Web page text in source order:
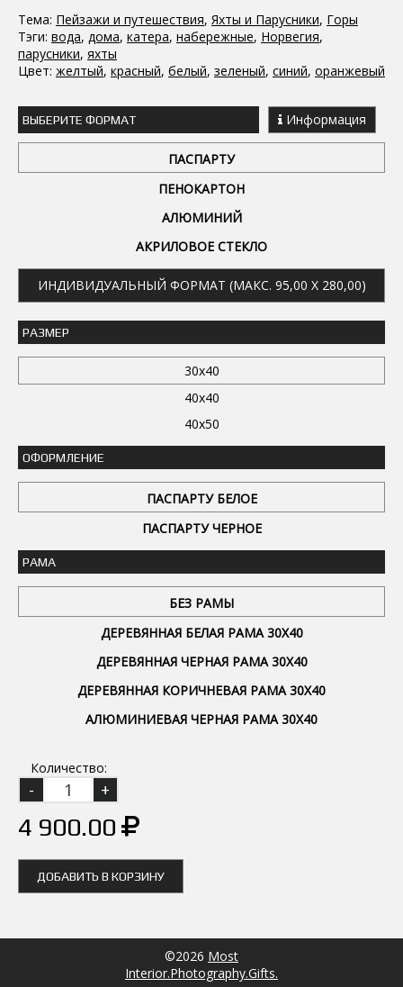
Тема: Пейзажи и путешествия, Яхты и Парусники, Горы
Тэги: вода, дома, катера, набережные, Норвегия,
парусники, яхты
Цвет: желтый, красный, белый, зеленый, синий, оранжевый
ВЫБЕРИТЕ ФОРМАТ Информация
ПАСПАРТУ
ПЕНОКАРТОН
АЛЮМИНИЙ
АКРИЛОВОЕ СТЕКЛО
ИНДИВИДУАЛЬНЫЙ ФОРМАТ (МАКС. 95,00 X 280,00)
РАЗМЕР
30x40
40x40
40x50
ОФОРМЛЕНИЕ
ПАСПАРТУ БЕЛОЕ
ПАСПАРТУ ЧЕРНОЕ
РАМА
БЕЗ РАМЫ
ДЕРЕВЯННАЯ БЕЛАЯ РАМА 30Х40
ДЕРЕВЯННАЯ ЧЕРНАЯ РАМА 30Х40
ДЕРЕВЯННАЯ КОРИЧНЕВАЯ РАМА 30Х40
АЛЮМИНИЕВАЯ ЧЕРНАЯ РАМА 30Х40
Количество:
4 900.00
ДОБАВИТЬ В КОРЗИНУ
©2026 Most
Interior.Photography.Gifts.